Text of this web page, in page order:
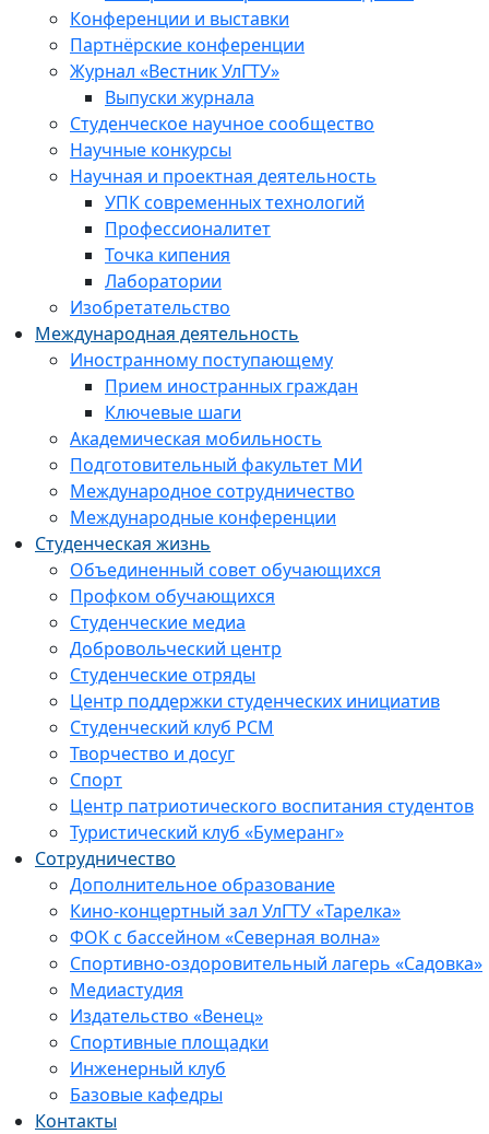
Конференции и выставки
Партнёрские конференции
Журнал «Вестник УлГТУ»
Выпуски журнала
Студенческое научное сообщество
Научные конкурсы
Научная и проектная деятельность
УПК современных технологий
Профессионалитет
Точка кипения
Лаборатории
Изобретательство
Международная деятельность
Иностранному поступающему
Прием иностранных граждан
Ключевые шаги
Академическая мобильность
Подготовительный факультет МИ
Международное сотрудничество
Международные конференции
Студенческая жизнь
Объединенный совет обучающихся
Профком обучающихся
Студенческие медиа
Добровольческий центр
Студенческие отряды
Центр поддержки студенческих инициатив
Студенческий клуб РСМ
Творчество и досуг
Спорт
Центр патриотического воспитания студентов
Туристический клуб «Бумеранг»
Сотрудничество
Дополнительное образование
Кино-концертный зал УлГТУ «Тарелка»
ФОК с бассейном «Северная волна»
Спортивно-оздоровительный лагерь «Садовка»
Медиастудия
Издательство «Венец»
Спортивные площадки
Инженерный клуб
Базовые кафедры
Контакты